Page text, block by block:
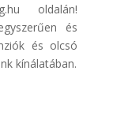
oldalán!
és
és olcsó
kínálatában.